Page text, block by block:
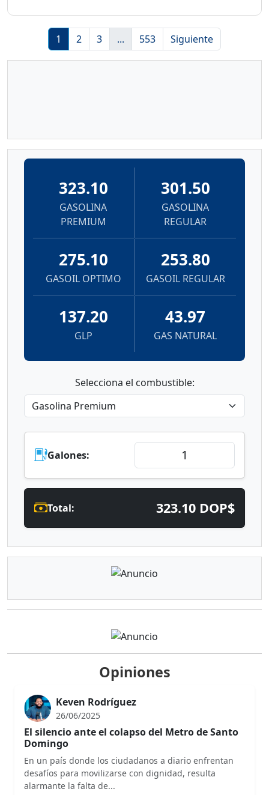
1 2 3 ... 553 Siguiente
323.10
GASOLINA
PREMIUM
301.50
GASOLINA
REGULAR
275.10
GASOIL OPTIMO
253.80
GASOIL REGULAR
137.20
GLP
43.97
GAS NATURAL
Selecciona el combustible:
Galones:
Total: 323.10 DOP$
Opiniones
Keven Rodríguez
26/06/2025
El silencio ante el colapso del Metro de Santo
Domingo
En un país donde los ciudadanos a diario enfrentan
desafíos para movilizarse con dignidad, resulta
alarmante la falta de...